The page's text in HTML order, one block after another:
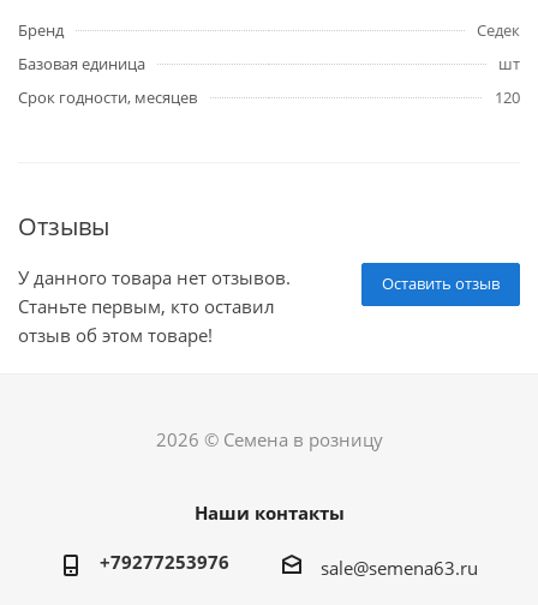
Бренд
Седек
Базовая единица
шт
Срок годности, месяцев
120
Отзывы
Оставить отзыв
У данного товара нет отзывов.
Станьте первым, кто оставил
отзыв об этом товаре!
2026 © Семена в розницу
Наши контакты
+79277253976 sale@semena63.ru